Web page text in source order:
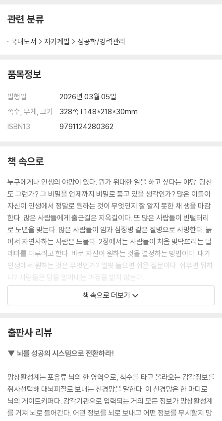
관련 분류
국내도서 자기계발 성공학/경력관리
품목정보
발행일
2026년 03월 05일
쪽수, 무게, 크기
328쪽 | 148*218*30mm
ISBN13
9791124280362
책 속으로
누구에게나 인생의 야망이 있다. 뭔가 위대한 일을 하고 싶다는 야망. 당신
도 그런가? 그 비밀을 언제까지 비밀로 품고 있을 생각인가? 많은 이들이
자신이 인생에서 정말로 원하는 것이 무엇인지 잘 알지 못한 채 생을 마감
한다. 많은 사람들에게 출근길은 지옥길이다. 또 많은 사람들이 빈털터리
로 노년을 맞는다. 많은 사람들이 암과 심장병 같은 질병으로 사망한다. 늙
어서 자연사하는 사람은 드물다. 2장에서는 사람들이 처음 맞닥뜨리는 딜
레마를 다루려고 한다. 바로 자신이 원하는 것을 결정하는 방법이다. 내가
인생에서 원하는 것은 무엇인가? 얼핏 들으면 쉬운 질문이다. 쉬우면 뭐하
나? 사람들은 답을 알아내는 과정을 밟지 않는다.
---p.24
필요 없다. 어릴 적 꿈이지만 아직도 마음 한편에 남아 있다면 그 꿈들도 목
록에 포함시킨다. 마음이 동하는 아이디어가 있으면 그것도 기록한다. 적
지만 어떤 것도 좋다. 목록에 적는다고 반드시 거기에 전력투구해야 하거
나 반드시 저질러야 하는 건 아니다. 현재 내 관심권에 있거나 과거 어느 시
점에 내 흥미를 끌었던 생각을 적는 것뿐이다. 목록을 작성한 다음에는 혼
자만 알고 있거나 전적으로 신뢰하는 사람에게만 보여 준다. 내게 영향력
책 속으로 더보기
출판사 리뷰
▼ 뇌를 성공의 시스템으로 전환하라!
망상활성계는 포유류 뇌의 한 영역으로, 척수를 타고 올라오는 감각정보를
취사선택해 대뇌피질로 보내는 신경망을 말한다. 이 신경망은 한 마디로
뇌의 게이트키퍼다. 감각기관으로 입력되는 거의 모든 정보가 망상활성계
를 거쳐 뇌로 들어간다. 어떤 정보를 뇌로 보내고 어떤 정보를 무시할지 망